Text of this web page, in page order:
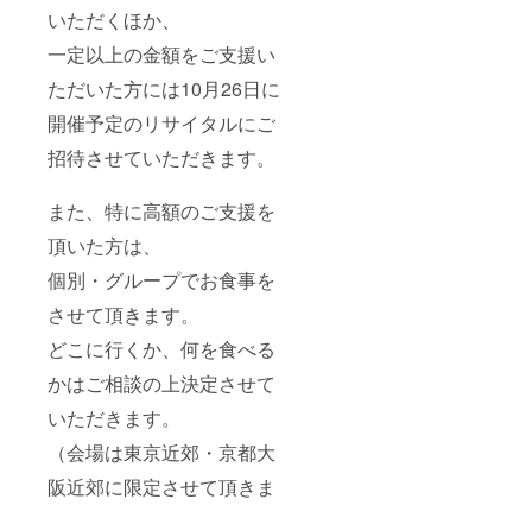
いただくほか、
一定以上の金額をご支援い
ただいた方には10月26日に
開催予定のリサイタルにご
招待させていただきます。
また、特に高額のご支援を
頂いた方は、
個別・グループでお食事を
させて頂きます。
どこに行くか、何を食べる
かはご相談の上決定させて
いただきます。
（会場は東京近郊・京都大
阪近郊に限定させて頂きま